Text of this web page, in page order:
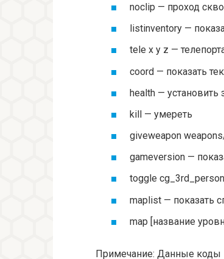
noclip — проход
listinventory —
tele x y z —
coord — показать
health — установить
kill — умереть
giveweapon
gameversion —
toggle
maplist — показать
map [название
Примечание: Данные коды